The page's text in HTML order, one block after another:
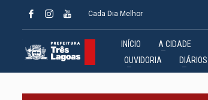
Cada Dia Melhor
INÍCIO A CIDADE
OUVIDORIA
DIÁRIOS